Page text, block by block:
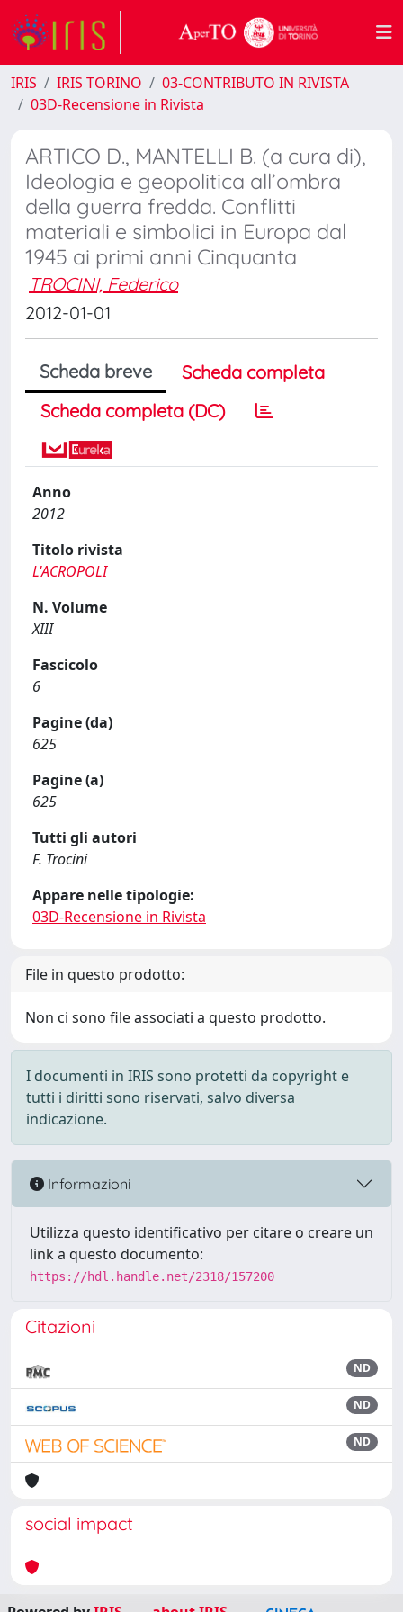
IRIS IRIS TORINO
03-CONTRIBUTO IN RIVISTA
03D-Recensione in Rivista
ARTICO D., MANTELLI B. (a cura di),
Ideologia e geopolitica all’ombra
della guerra fredda. Conflitti
materiali e simbolici in Europa dal
1945 ai primi anni Cinquanta
TROCINI, Federico
2012-01-01
Scheda breve
Scheda completa
Scheda completa (DC)
Anno
2012
Titolo rivista
L'ACROPOLI
N. Volume
XIII
Fascicolo
6
Pagine (da)
625
Pagine (a)
625
Tutti gli autori
F. Trocini
Appare nelle tipologie:
03D-Recensione in Rivista
File in questo prodotto:
Non ci sono file associati a questo prodotto.
I documenti in IRIS sono protetti da copyright e
tutti i diritti sono riservati, salvo diversa
indicazione.
Informazioni
Utilizza questo identificativo per citare o creare un
link a questo documento:
https://hdl.handle.net/2318/157200
Citazioni
ND
ND
ND
social impact